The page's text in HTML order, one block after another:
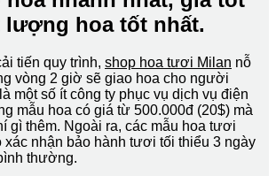
lượng hoa tốt nhất.
tiến quy trình, shop hoa tươi Milan nỗ
vòng 2 giờ sẽ giao hoa cho người
một số ít công ty phục vụ dịch vụ điện
mẫu hoa có giá từ 500.000đ (20$) mà
gì thêm. Ngoài ra, các mẫu hoa tươi
xác nhận bảo hành tươi tối thiểu 3 ngày
thường.